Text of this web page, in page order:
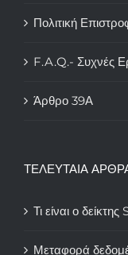
Πολιτική
F.A.Q.- Συχνές
Άρθρο 39Α
ΤΕΛΕΥΤΑΙΑ
Τι είναι ο δείκτης
Μεταφορά